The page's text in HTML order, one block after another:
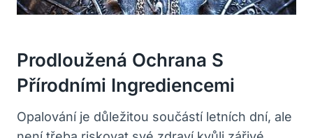
Prodloužená Ochrana S
Přírodními Ingrediencemi
Opalování je důležitou součástí letních dní, ale